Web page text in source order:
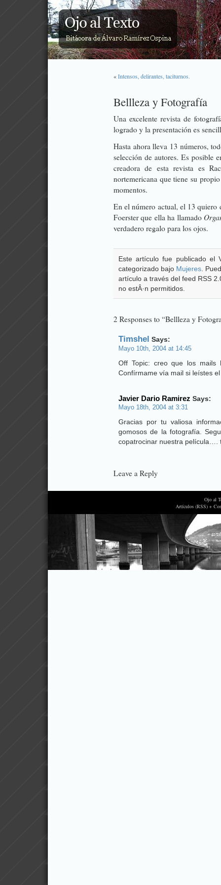
«Intensos, delirantes, taciturnos.
Bellleza y Fotografía
Una excelente revista de
logrado y la presentación es
Hasta ahora lleva 13 números,
selección de autores. Es posible
creadora de esta revista es
nortemericana que tiene su
momentos.
En el número actual, el 13 quiero
Foerster que ella ha llamado
verdadero regalo para los ojos.
Este artículo fue publicado el
categorizado bajo Mujeres .
artículo a través del feed RSS
no estÂ·n permitidos.
2 Responses to “Bellleza y
Timshel Says:
Mayo 10th, 2004 at 14:45
Off Topic: creo que los mails
Confírmame vía mail si leístes
Javier Dario Ramirez Says:
Mayo 18th, 2004 at 3:31
Gracias por tu valiosa
gomosos de la fotografía.
copatrocinar nuestra película….
Leave a Reply
Ojo al
Artículos (RSS) +